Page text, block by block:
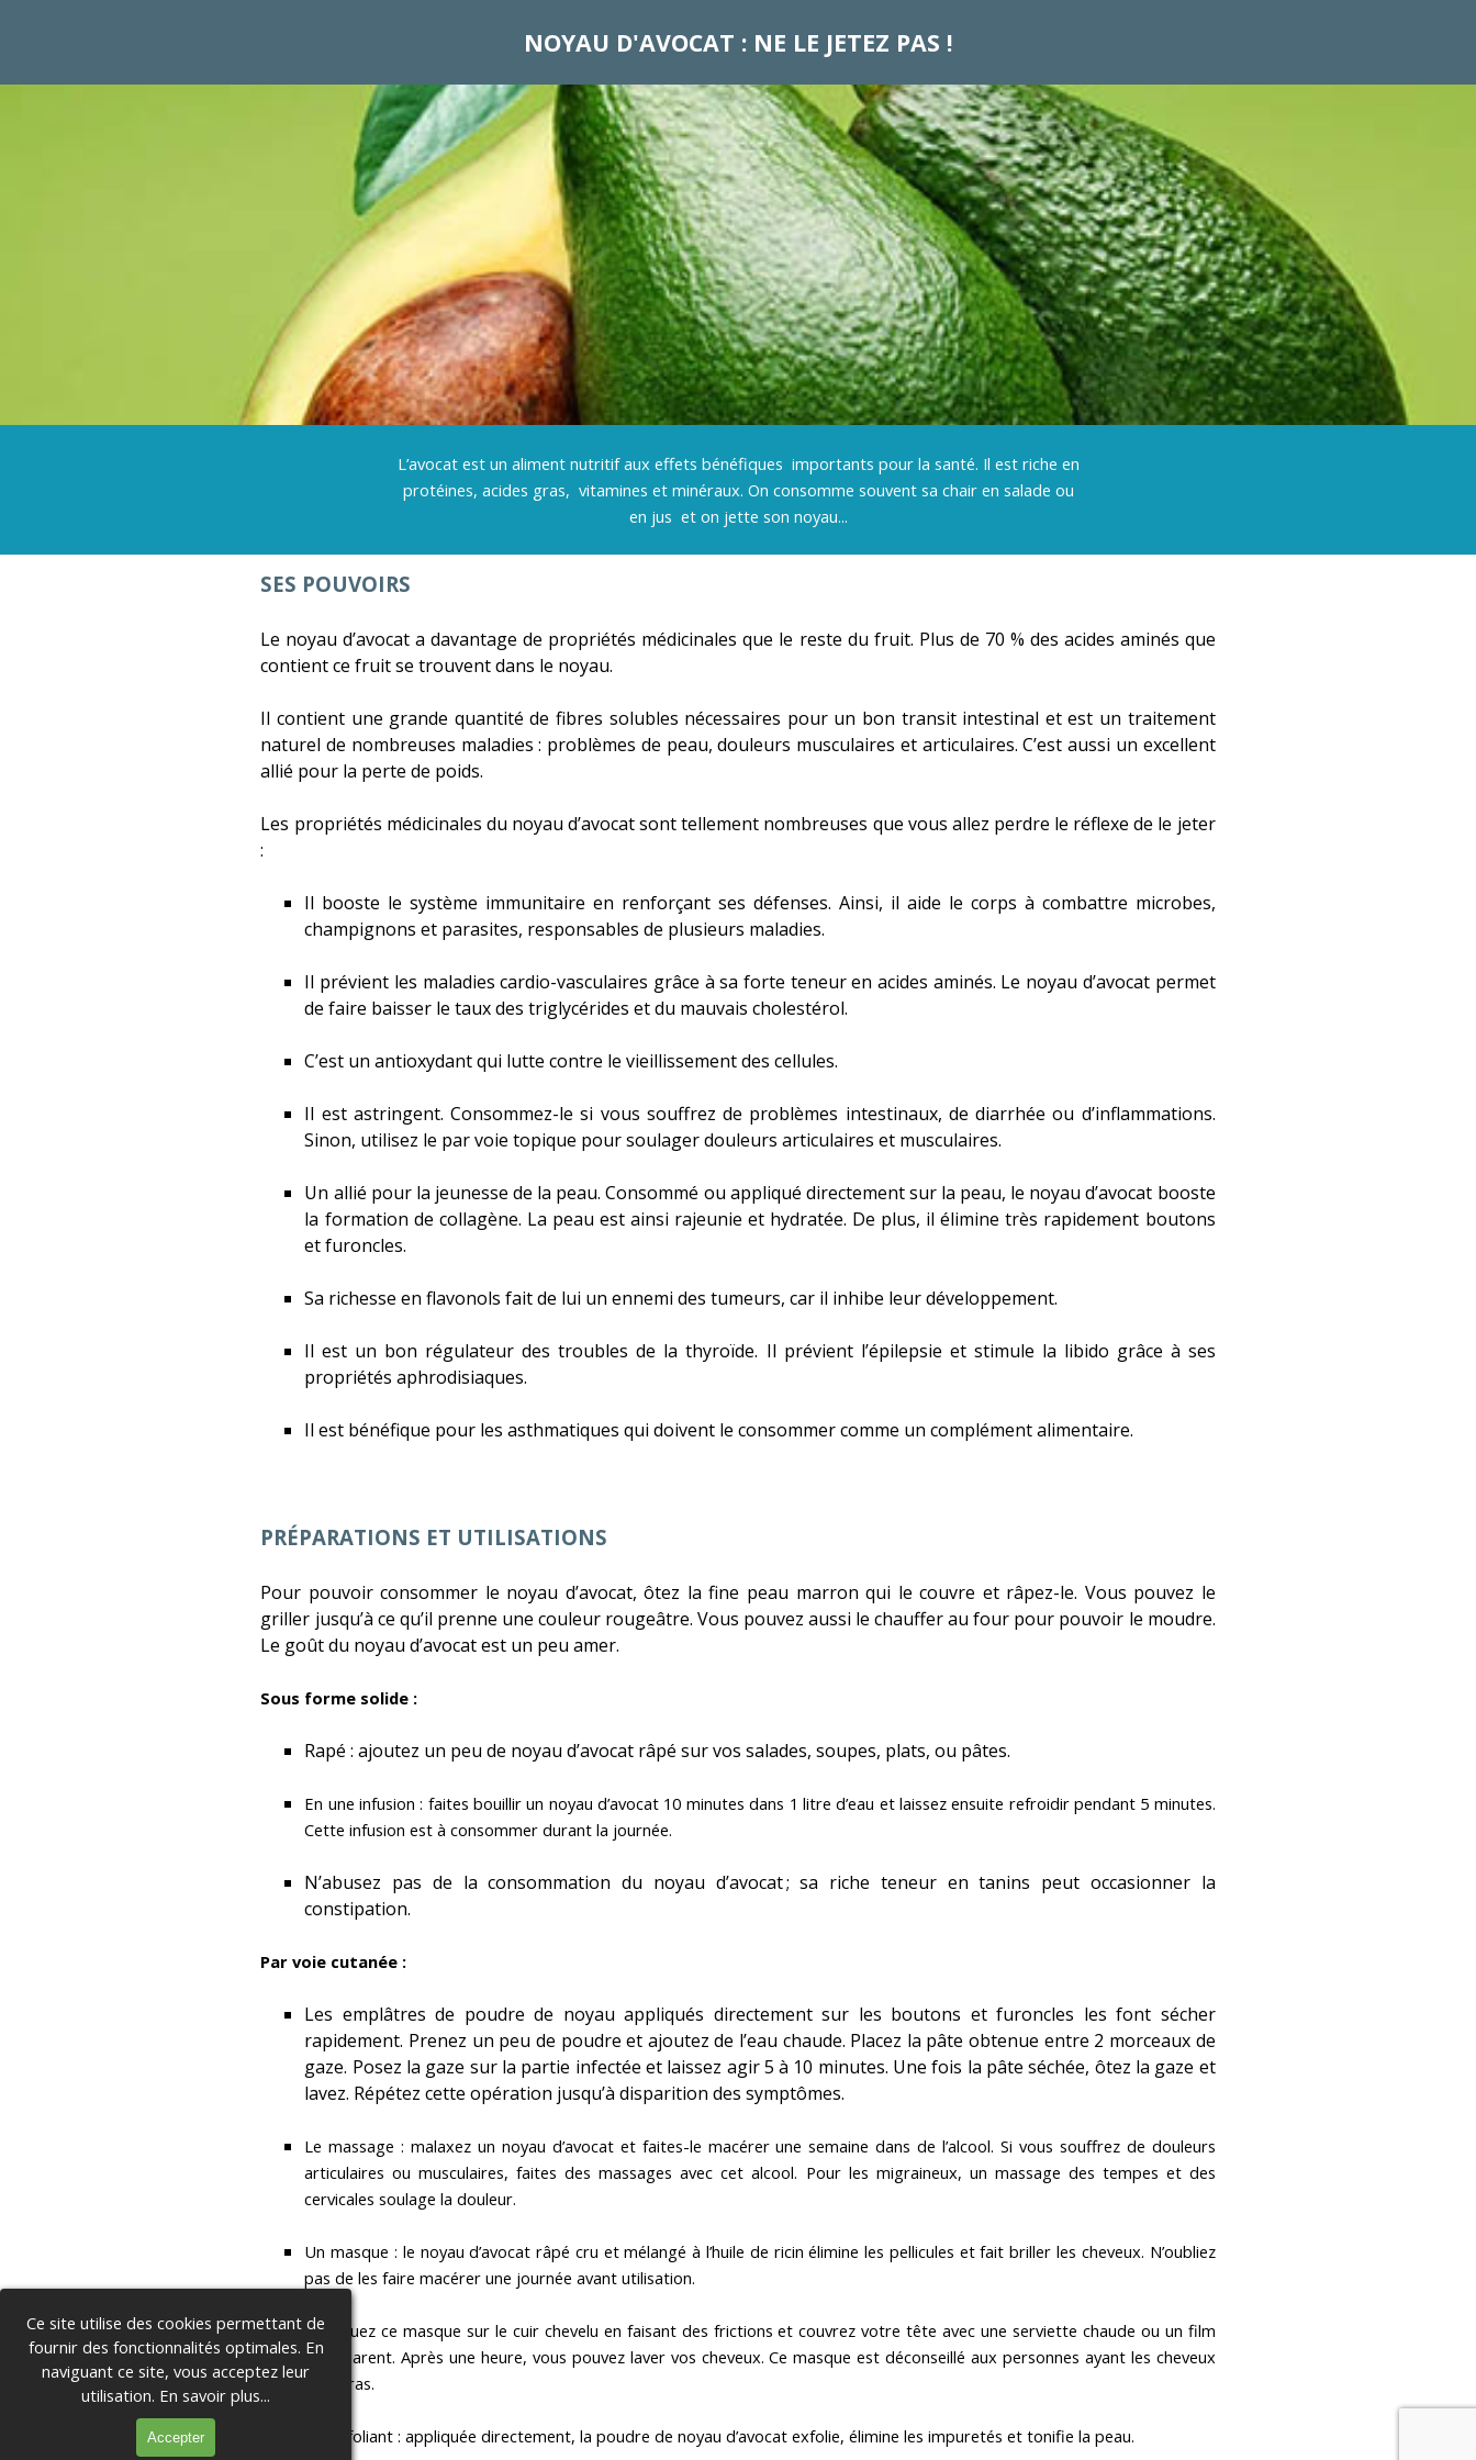
Ce site utilise des cookies permettant de
fournir des fonctionnalités optimales. En
naviguant ce site, vous acceptez leur
utilisation. En savoir plus...
Accepter
NOYAU D'AVOCAT : NE LE JETEZ PAS !
L’avocat est un aliment nutritif aux effets bénéfiques importants pour la santé. Il est riche en
protéines, acides gras, vitamines et minéraux. On consomme souvent sa chair en salade ou
en jus et on jette son noyau...
SES POUVOIRS
Le noyau d’avocat a davantage de propriétés médicinales que le reste du fruit. Plus de 70 % des acides aminés que
contient ce fruit se trouvent dans le noyau.
Il contient une grande quantité de fibres solubles nécessaires pour un bon transit intestinal et est un traitement
naturel de nombreuses maladies : problèmes de peau, douleurs musculaires et articulaires. C’est aussi un excellent
allié pour la perte de poids.
Les propriétés médicinales du noyau d’avocat sont tellement nombreuses que vous allez perdre le réflexe de le jeter
:
Il booste le système immunitaire en renforçant ses défenses. Ainsi, il aide le corps à combattre microbes,
champignons et parasites, responsables de plusieurs maladies.
Il prévient les maladies cardio-vasculaires grâce à sa forte teneur en acides aminés. Le noyau d’avocat permet
de faire baisser le taux des triglycérides et du mauvais cholestérol.
C’est un antioxydant qui lutte contre le vieillissement des cellules.
Il est astringent. Consommez-le si vous souffrez de problèmes intestinaux, de diarrhée ou d’inflammations.
Sinon, utilisez le par voie topique pour soulager douleurs articulaires et musculaires.
Un allié pour la jeunesse de la peau. Consommé ou appliqué directement sur la peau, le noyau d’avocat booste
la formation de collagène. La peau est ainsi rajeunie et hydratée. De plus, il élimine très rapidement boutons
et furoncles.
Sa richesse en flavonols fait de lui un ennemi des tumeurs, car il inhibe leur développement.
Il est un bon régulateur des troubles de la thyroïde. Il prévient l’épilepsie et stimule la libido grâce à ses
propriétés aphrodisiaques.
Il est bénéfique pour les asthmatiques qui doivent le consommer comme un complément alimentaire.
PRÉPARATIONS ET UTILISATIONS
Pour pouvoir consommer le noyau d’avocat, ôtez la fine peau marron qui le couvre et râpez-le. Vous pouvez le
griller jusqu’à ce qu’il prenne une couleur rougeâtre. Vous pouvez aussi le chauffer au four pour pouvoir le moudre.
Le goût du noyau d’avocat est un peu amer.
Sous forme solide :
Rapé : ajoutez un peu de noyau d’avocat râpé sur vos salades, soupes, plats, ou pâtes.
En une infusion : faites bouillir un noyau d’avocat 10 minutes dans 1 litre d’eau et laissez ensuite refroidir pendant 5 minutes.
Cette infusion est à consommer durant la journée.
N’abusez pas de la consommation du noyau d’avocat ; sa riche teneur en tanins peut occasionner la
constipation.
Par voie cutanée :
Les emplâtres de poudre de noyau appliqués directement sur les boutons et furoncles les font sécher
rapidement. Prenez un peu de poudre et ajoutez de l’eau chaude. Placez la pâte obtenue entre 2 morceaux de
gaze. Posez la gaze sur la partie infectée et laissez agir 5 à 10 minutes. Une fois la pâte séchée, ôtez la gaze et
lavez. Répétez cette opération jusqu’à disparition des symptômes.
Le massage : malaxez un noyau d’avocat et faites-le macérer une semaine dans de l’alcool. Si vous souffrez de douleurs
articulaires ou musculaires, faites des massages avec cet alcool. Pour les migraineux, un massage des tempes et des
cervicales soulage la douleur.
Un masque : le noyau d’avocat râpé cru et mélangé à l’huile de ricin élimine les pellicules et fait briller les cheveux. N’oubliez
pas de les faire macérer une journée avant utilisation.
Appliquez ce masque sur le cuir chevelu en faisant des frictions et couvrez votre tête avec une serviette chaude ou un film
transparent. Après une heure, vous pouvez laver vos cheveux. Ce masque est déconseillé aux personnes ayant les cheveux
très gras.
Un exfoliant : appliquée directement, la poudre de noyau d’avocat exfolie, élimine les impuretés et tonifie la peau.